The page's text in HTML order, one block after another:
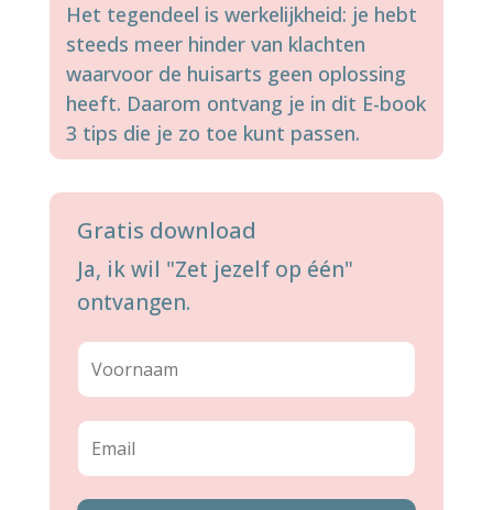
Het tegendeel is werkelijkheid: je hebt
steeds meer hinder van klachten
waarvoor de huisarts geen oplossing
heeft. Daarom ontvang je in dit E-book
3 tips die je zo toe kunt passen.
Gratis download
Ja, ik wil "Zet jezelf op één"
ontvangen.